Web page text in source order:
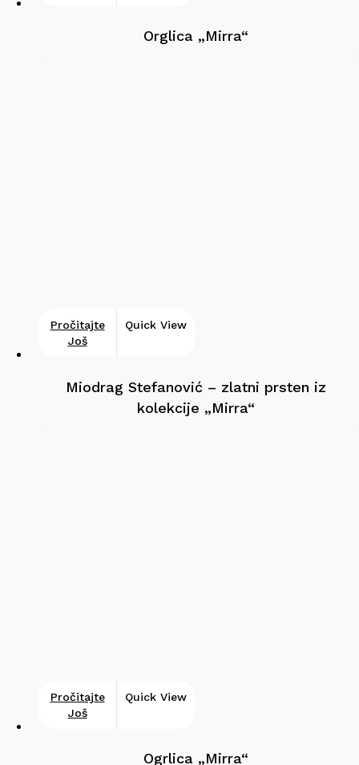
Orglica „Mirra“
Pročitajte
Još
Quick View
Miodrag Stefanović – zlatni prsten iz
kolekcije „Mirra“
Pročitajte
Još
Quick View
Ogrlica „Mirra“